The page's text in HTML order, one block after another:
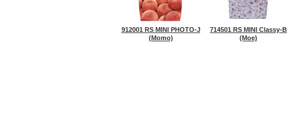
912001 RS MINI PHOTO-J
(Momo)
714501 RS MINI Classy-B
(Moe)